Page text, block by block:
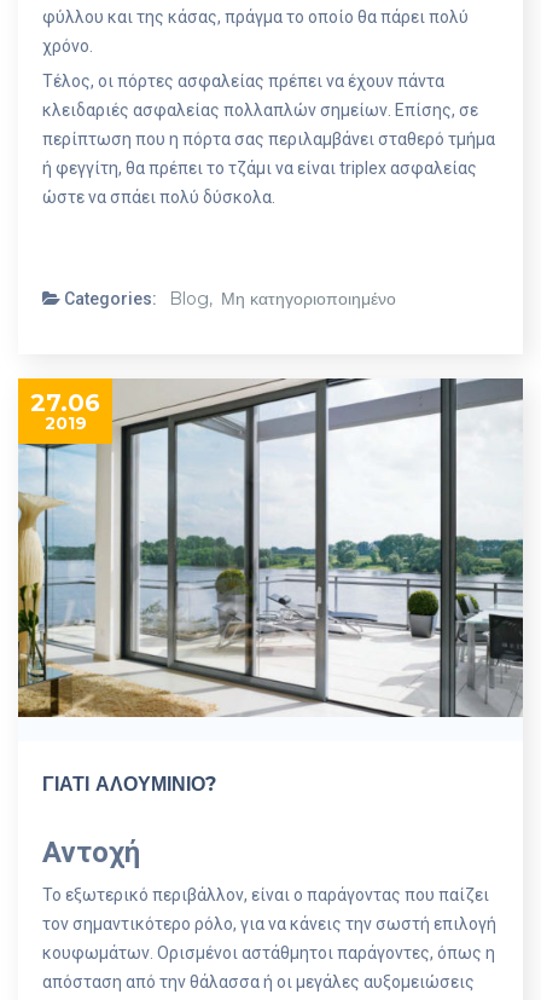
φύλλου και της κάσας, πράγμα το οποίο θα πάρει πολύ
χρόνο.
Τέλος, οι πόρτες ασφαλείας πρέπει να έχουν πάντα
κλειδαριές ασφαλείας πολλαπλών σημείων. Επίσης, σε
περίπτωση που η πόρτα σας περιλαμβάνει σταθερό τμήμα
ή φεγγίτη, θα πρέπει το τζάμι να είναι triplex ασφαλείας
ώστε να σπάει πολύ δύσκολα.
Categories: Blog, Μη κατηγοριοποιημένο
27.06
2019
ΓΙΑΤΙ ΑΛΟΥΜΙΝΙΟ?
Αντοχή
Το εξωτερικό περιβάλλον, είναι ο παράγοντας που παίζει
τον σημαντικότερο ρόλο, για να κάνεις την σωστή επιλογή
κουφωμάτων. Ορισμένοι αστάθμητοι παράγοντες, όπως η
απόσταση από την θάλασσα ή οι μεγάλες αυξομειώσεις